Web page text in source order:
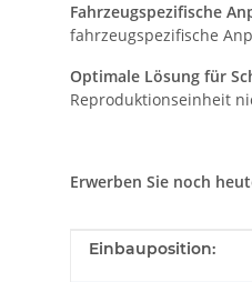
Fahrzeugspezifische
fahrzeugspezifische
Optimale Lösung für
Reproduktionseinheit
Erwerben Sie noch
Produkteigenschaft
Wert
Einbauposition: